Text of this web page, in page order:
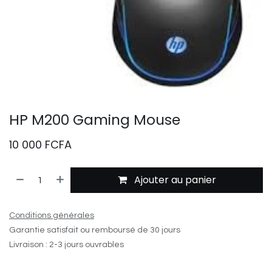
HP M200 Gaming Mouse
10 000 FCFA
Ajouter au panier
Conditions générales
Garantie satisfait ou remboursé de 30 jours
Livraison : 2-3 jours ouvrables